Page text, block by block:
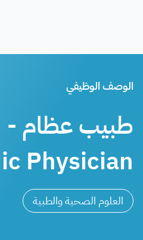
الوصف الوظيفي
طبيب عظام -
Physician
العلوم الصحية والطبية